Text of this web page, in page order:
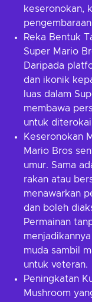
keseronokan,
Reka Bentuk
Super Mario
Daripada
dan ikonik
luas dalam
membawa
untuk
Keseronokan
Mario Bros
umur. Sama
rakan atau
menawarkan
dan boleh
Permainan
muda sambil
untuk veteran.
Peningkatan
Mushroom